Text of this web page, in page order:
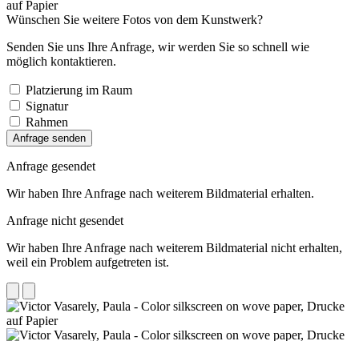
Wünschen Sie weitere Fotos von dem Kunstwerk?
Senden Sie uns Ihre Anfrage, wir werden Sie so schnell wie
möglich kontaktieren.
Platzierung im Raum
Signatur
Rahmen
Anfrage senden
Anfrage gesendet
Wir haben Ihre Anfrage nach weiterem Bildmaterial erhalten.
Anfrage nicht gesendet
Wir haben Ihre Anfrage nach weiterem Bildmaterial nicht erhalten,
weil ein Problem aufgetreten ist.